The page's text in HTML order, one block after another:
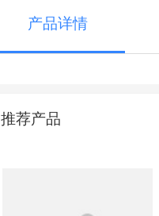
产品详情
推荐产品